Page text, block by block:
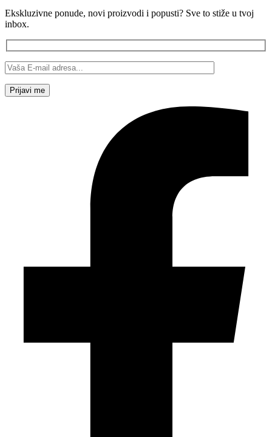
Ekskluzivne ponude, novi proizvodi i popusti? Sve to stiže u tvoj
inbox.